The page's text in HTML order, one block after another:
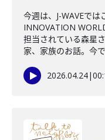
今週は、J-WAVEで
INNOVATION
担当されている森星
家、家族のお話。今
2026.04.24|